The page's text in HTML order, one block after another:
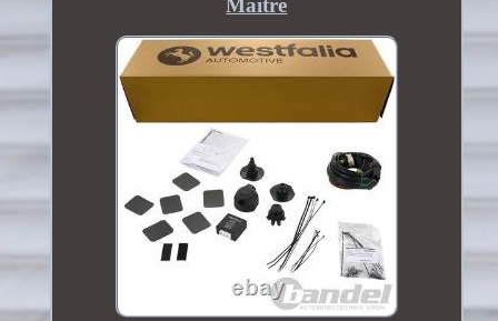
Maître